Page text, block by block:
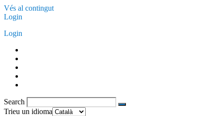
Vés al contingut
Login
Login
Search
Trieu un idioma